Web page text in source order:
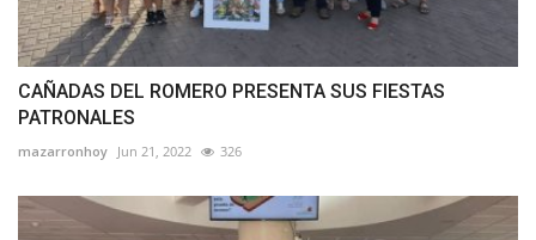
CAÑADAS DEL ROMERO PRESENTA SUS FIESTAS
PATRONALES
mazarronhoy Jun 21, 2022 326